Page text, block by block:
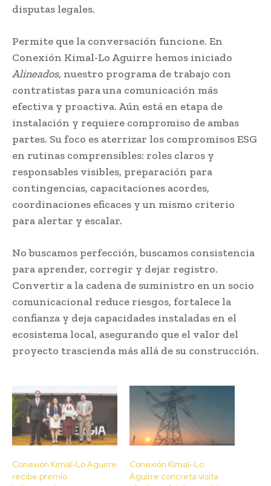
disputas legales.
Permite que la conversación funcione. En
Conexión Kimal-Lo Aguirre hemos iniciado
Alineados, nuestro programa de trabajo con
contratistas para una comunicación más
efectiva y proactiva. Aún está en etapa de
instalación y requiere compromiso de ambas
partes. Su foco es aterrizar los compromisos ESG
en rutinas comprensibles: roles claros y
responsables visibles, preparación para
contingencias, capacitaciones acordes,
coordinaciones eficaces y un mismo criterio
para alertar y escalar.
No buscamos perfección, buscamos consistencia
para aprender, corregir y dejar registro.
Convertir a la cadena de suministro en un socio
comunicacional reduce riesgos, fortalece la
confianza y deja capacidades instaladas en el
ecosistema local, asegurando que el valor del
proyecto trascienda más allá de su construcción.
Conexión Kimal-Lo Aguirre
recibe premio
Conexión Kimal–Lo
Aguirre concreta visita